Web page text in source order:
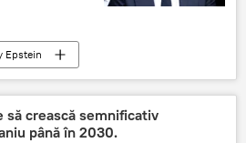
Epstein
să crească semnificativ
până în 2030.